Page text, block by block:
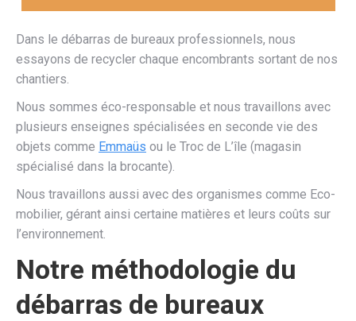
Dans le débarras de bureaux professionnels, nous
essayons de recycler chaque encombrants sortant de nos
chantiers.
Nous sommes éco-responsable et nous travaillons avec
plusieurs enseignes spécialisées en seconde vie des
objets comme Emmaüs ou le Troc de L’île (magasin
spécialisé dans la brocante).
Nous travaillons aussi avec des organismes comme Eco-
mobilier, gérant ainsi certaine matières et leurs coûts sur
l’environnement.
Notre méthodologie du
débarras de bureaux